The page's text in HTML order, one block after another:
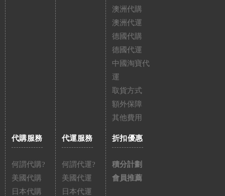
澳洲代購
澳洲代運
德國代購
德國代運
中國淘寶代
運
取貨方式
額外保障
其他費用
代購服務
何謂代購?
美國代購
日本代購
代運服務
何謂代運?
美國代運
日本代運
折扣優惠
積分計劃
會員推薦